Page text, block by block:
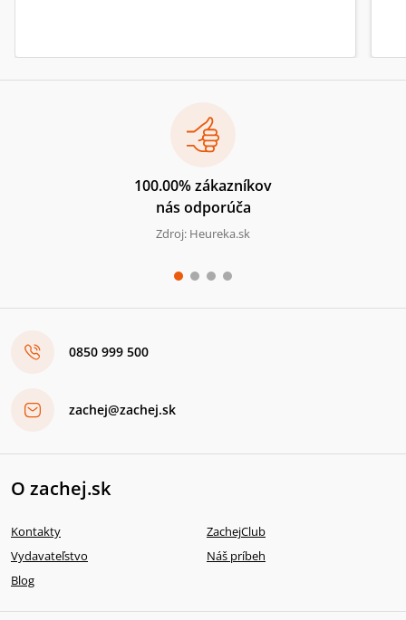
100.00% zákazníkov
nás odporúča
Zdroj: Heureka.sk
0850 999 500
zachej@zachej.sk
O zachej.sk
Kontakty
ZachejClub
Vydavateľstvo
Náš príbeh
Blog